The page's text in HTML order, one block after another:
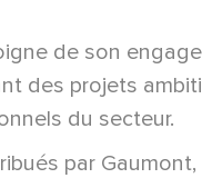
de son
des projets
du secteur.
par